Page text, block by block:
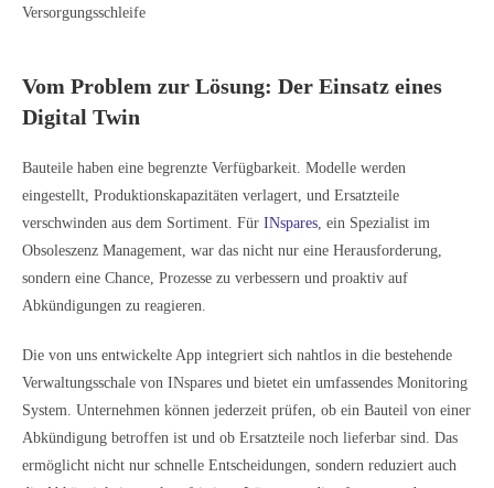
Versorgungsschleife
Vom Problem zur Lösung: Der Einsatz eines
Digital Twin
Bauteile haben eine begrenzte Verfügbarkeit. Modelle werden
eingestellt, Produktionskapazitäten verlagert, und Ersatzteile
verschwinden aus dem Sortiment. Für INspares , ein Spezialist im
Obsoleszenz Management, war das nicht nur eine Herausforderung,
sondern eine Chance, Prozesse zu verbessern und proaktiv auf
Abkündigungen zu reagieren.
Die von uns entwickelte App integriert sich nahtlos in die bestehende
Verwaltungsschale von INspares und bietet ein umfassendes Monitoring
System. Unternehmen können jederzeit prüfen, ob ein Bauteil von einer
Abkündigung betroffen ist und ob Ersatzteile noch lieferbar sind. Das
ermöglicht nicht nur schnelle Entscheidungen, sondern reduziert auch